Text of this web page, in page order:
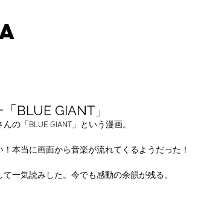
BLUE GIANT」
の「BLUE GIANT」という漫画。
！本当に画面から音楽が流れてくるようだった！
て一気読みした。今でも感動の余韻が残る。